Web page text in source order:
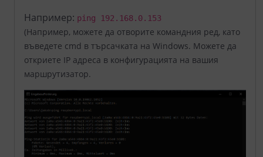
Например: ping 192.168.0.153
(Например, можете да отворите командния ред, като
въведете cmd в търсачката на Windows. Можете да
откриете IP адреса в конфигурацията на вашия
маршрутизатор.